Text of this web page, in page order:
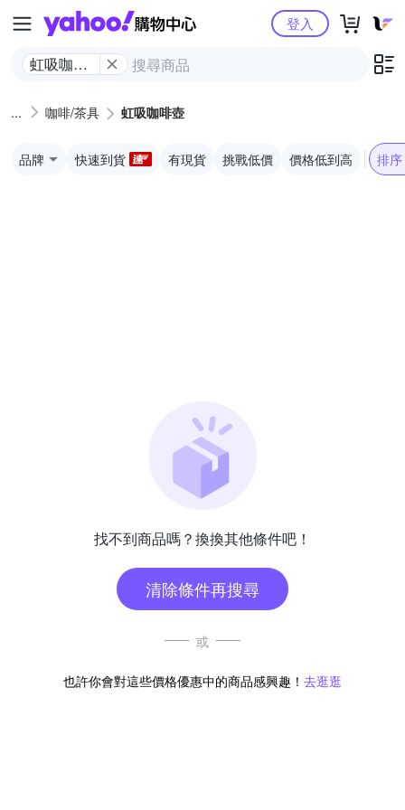
Yahoo購物中心
虹吸咖啡
登入
咖啡/茶具 虹吸咖啡壺
品牌 快速到貨 有現貨 挑戰低價 價格低到高 排序
找不到商品嗎？換換其他條件吧！
清除條件再搜尋
或
也許你會對這些價格優惠中的商品感興趣！ 去逛逛